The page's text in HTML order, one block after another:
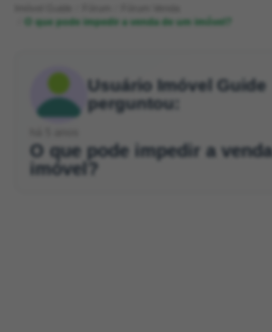
O que pode impedir a venda de um imóvel?
Usuário Imóvel Guide
perguntou:
O que pode impedir a
imóvel?